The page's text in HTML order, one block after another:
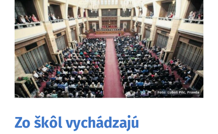
väčší
obrázok
Zo škôl vychádzajú